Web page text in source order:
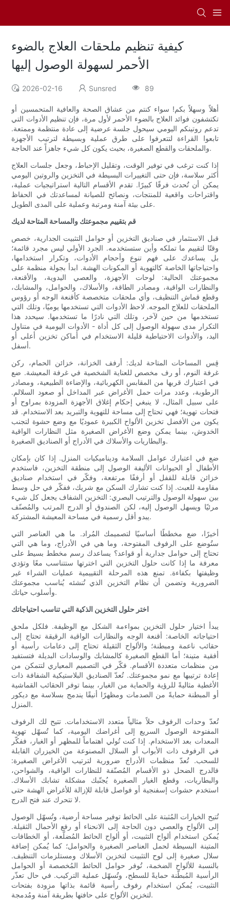
كيفية تنظيم ملحقات العلاج بالضوء
الأحمر لسهولة الوصول إليها
2026-02-16 Sunsred 89
أهلاً وسهلاً بكم! سواء كنتم من عشاق الصحة والعافية المتحمسين أو
تكتشفون فوائد العلاج بالضوء الأحمر لأول مرة، فإن تنظيم الأدوات التي
تدعم روتينكم اليومي سيحول جلسة عرضية إلى عادة منتظمة وممتعة.
تابعوا القراءة لتتعرفوا على طرق عملية وبسيطة لترتيب الأجهزة
والملحقات والقطع الصغيرة، بحيث يكون كل شيء جاهزاً عند الحاجة.
إذا كنت ترغب في توفير الوقت، وتقليل الإحباط، وجعل جلسات العلاج
أكثر سلاسة، فإن حتى التغييرات البسيطة في التخزين والروتين اليومي
يمكن أن تُحدث فرقًا كبيرًا. تقدم الأقسام التالية استراتيجيات عملية،
واقتراحات واقعية للمنتجات، ونصائح للصيانة لمساعدتك في الحفاظ
على بيئة آمنة ومرتبة وعملية على المدى الطويل.
قم بتقييم مجموعتك والمساحة المتاحة لديك
قبل الاستثمار في صناديق التخزين أو حوامل التثبيت الجدارية، خصص
وقتًا لتقييم ما تملكه وأين ستستخدمه. الجرد الأولي ليس مجرد قائمة؛
بل يساعدك على فهم تنوع وأحجام الأدوات، وتكرار استخدامها،
واحتياجاتها الخاصة كالتهوية أو المكونات الهشة. ابدأ بجولة منظمة على
مجموعتك الحالية: لوحات الأجهزة، والعصي اليدوية، والأقنعة،
والنظارات الواقية، ومصادر الطاقة، والأسلاك، والحوامل، والمشابك،
وقطع قماش التنظيف، وأي ملحقات متخصصة كأقنعة الوجه أو رؤوس
الملحقات للعلاج الموجه. لاحظ الأدوات التي تستخدمها يوميًا، وتلك التي
تستخدمها من حين لآخر، وتلك التي نادرًا ما تستخدمها. سيحدد هذا
التكرار مدى سهولة الوصول إلى كل أداة - الأدوات اليومية في متناول
اليد، والأدوات الاحتياطية قليلة الاستخدام في أماكن تخزين أعلى أو
أسفل.
قِس المساحات المتاحة لديك: أرفف الخزانة، خزائن الحمام، ركن
غرفة النوم، أو رف مخصص للعناية الشخصية في غرفة المعيشة. ضع
في اعتبارك قربها من المقابس الكهربائية، والإضاءة الطبيعية، ومصادر
الرطوبة، وعدد مرات حمل الأغراض عبر المداخل أو صعود السلالم.
على سبيل المثال، لا ينبغي إحكام إغلاق الأجهزة المزودة بمراوح أو
فتحات تهوية؛ فهي تحتاج إلى مساحة للتهوية والتبريد بعد الاستخدام. قد
يكون من الأفضل تخزين الألواح الكبيرة عموديًا مع وضع حشوة لتجنب
الخدوش، بينما يمكن وضع الأغراض الصغيرة مثل النظارات الواقية
والبطاريات والأسلاك في الأدراج أو الصناديق الصغيرة.
ضع في اعتبارك عوامل السلامة وديناميكيات المنزل. إذا كان بإمكان
الأطفال أو الحيوانات الأليفة الوصول إلى منطقة التخزين، فاستخدم
خزائن قابلة للقفل أو أرففًا مرتفعة، وفكّر في استخدام صناديق
مقاومة للعبث. إذا كنت تشارك السكن مع شريك، ففكّر في حل وسط
بين سهولة الوصول والترتيب البصري: التخزين الشفاف يجعل كل شيء
مرئيًا ويسهل الوصول إليه، لكن الصندوق أو الدرج المرتب والمُصنّف
يبدو أقل رسمية في مساحة المعيشة المشتركة.
أخيرًا، ضع مخططًا أساسيًا لتصميمك المُراد. ما هي العناصر التي
ستُوضع على الرفوف المفتوحة، وما هي في الأدراج، وما هي التي
تحتاج إلى حوامل جدارية أو قواعد؟ يساعدك رسم مخطط بسيط على
معرفة ما إذا كانت حلول التخزين التي اخترتها ستتناسب معًا وتؤدي
وظيفتها بكفاءة. تمنع هذه المرحلة التقييمية عمليات الشراء غير
الضرورية وتضمن أن نظام التخزين الذي تُنشئه يُناسب مجموعتك
وأسلوب حياتك.
اختر حلول التخزين الذكية التي تناسب احتياجاتك
يبدأ اختيار حلول التخزين بمواءمة الشكل مع الوظيفة. فلكل ملحق
احتياجاته الخاصة: أقنعة الوجه والنظارات الواقية الرقيقة تحتاج إلى
حقائب ناعمة ومبطنة؛ والألواح الثقيلة تحتاج إلى دعامات رأسية أو
أفقية متينة؛ أما القطع الصغيرة كالمشابك والوسادات البديلة فتستفيد
من منظمات متعددة الأقسام. فكّر في التصميم المعياري لتتمكن من
إعادة ترتيبها مع نمو مجموعتك. تُعدّ الصناديق البلاستيكية الشفافة ذات
الأغطية مثاليةً للرؤية والحماية من الغبار، بينما توفر الحقائب القماشية
أو المبطنة حمايةً من الصدمات ومظهرًا أنيقًا يندمج بسلاسة مع ديكور
المنزل.
تُعدّ وحدات الرفوف حلاً مثالياً متعدد الاستخدامات. تتيح لك الرفوف
المفتوحة الوصول السريع إلى أغراضك اليومية، كما تُسهّل تهوية
المعدات بعد الاستخدام. إذا كنت تُولي اهتماماً للمظهر أو الغبار، ففكّر
في الرفوف ذات الأبواب أو السلال المصنوعة من الخيزران القابلة
للسحب. تُعدّ منظمات الأدراج ضرورية لترتيب الأغراض الصغيرة:
فالدرج الضحل ذو الأقسام المُصنّفة للنظارات الواقية، والشواحن،
والبطاريات، وقطع الغيار الصغيرة يُجنّبك مشكلة تشابك الأسلاك.
استخدم حشوات إسفنجية أو فواصل قابلة للإزالة للأغراض الهشة حتى
لا تتحرك عند فتح الدرج.
تُتيح الخيارات المُثبتة على الحائط توفير مساحة أرضية، وتُسهّل الوصول
إلى الألواح والعصي دون الحاجة إلى الانحناء أو رفع الأحمال الثقيلة.
يُمكن استخدام ألواح التثبيت، أو ألواح الحائط المُضلّعة، أو الخطافات
المتينة البسيطة لحمل العناصر الصغيرة والحوامل؛ كما يُمكن إضافة
سلال صغيرة إلى لوح التثبيت لتخزين الأسلاك ومستلزمات التنظيف.
بالنسبة للألواح الضخمة، تُوفر حوامل الحائط المُخصصة أو الحوامل
الرأسية المُبطّنة حمايةً للسطح، وتُسهّل عملية التركيب. في حال تعذّر
التثبيت، يُمكن استخدام رفوف رأسية قائمة بذاتها مزودة بفتحات
لتخزين الألواح على حافتها بطريقة آمنة ومُدمجة.